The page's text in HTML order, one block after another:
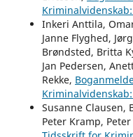
Inkeri Anttila,
Janne Flyghed,
Brøndsted, Britta
Jan Pedersen,
Rekke,
Susanne Clausen,
Peter Kramp,